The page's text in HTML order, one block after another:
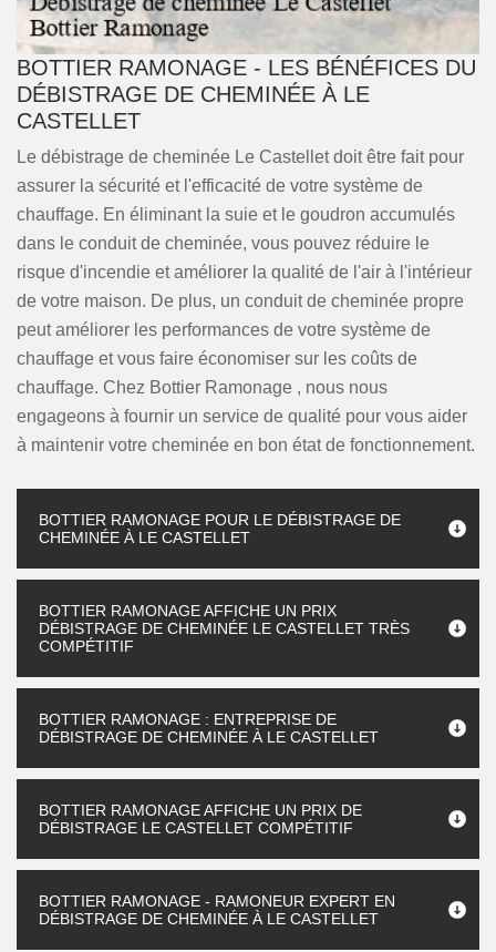
BOTTIER RAMONAGE - LES BÉNÉFICES DU
DÉBISTRAGE DE CHEMINÉE À LE
CASTELLET
Le débistrage de cheminée Le Castellet doit être fait pour
assurer la sécurité et l'efficacité de votre système de
chauffage. En éliminant la suie et le goudron accumulés
dans le conduit de cheminée, vous pouvez réduire le
risque d'incendie et améliorer la qualité de l'air à l'intérieur
de votre maison. De plus, un conduit de cheminée propre
peut améliorer les performances de votre système de
chauffage et vous faire économiser sur les coûts de
chauffage. Chez Bottier Ramonage , nous nous
engageons à fournir un service de qualité pour vous aider
à maintenir votre cheminée en bon état de fonctionnement.
BOTTIER RAMONAGE POUR LE DÉBISTRAGE DE
CHEMINÉE À LE CASTELLET
BOTTIER RAMONAGE AFFICHE UN PRIX
DÉBISTRAGE DE CHEMINÉE LE CASTELLET TRÈS
COMPÉTITIF
BOTTIER RAMONAGE : ENTREPRISE DE
DÉBISTRAGE DE CHEMINÉE À LE CASTELLET
BOTTIER RAMONAGE AFFICHE UN PRIX DE
DÉBISTRAGE LE CASTELLET COMPÉTITIF
BOTTIER RAMONAGE - RAMONEUR EXPERT EN
DÉBISTRAGE DE CHEMINÉE À LE CASTELLET